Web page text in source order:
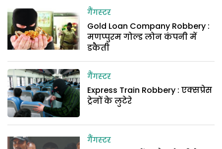
गैंगस्टर
Gold Loan Company Robbery :
मणप्पुरम गोल्ड लोन कंपनी में
डकैती
गैंगस्टर
Express Train Robbery : एक्सप्रेस
ट्रेनों के लुटेरे
गैंगस्टर